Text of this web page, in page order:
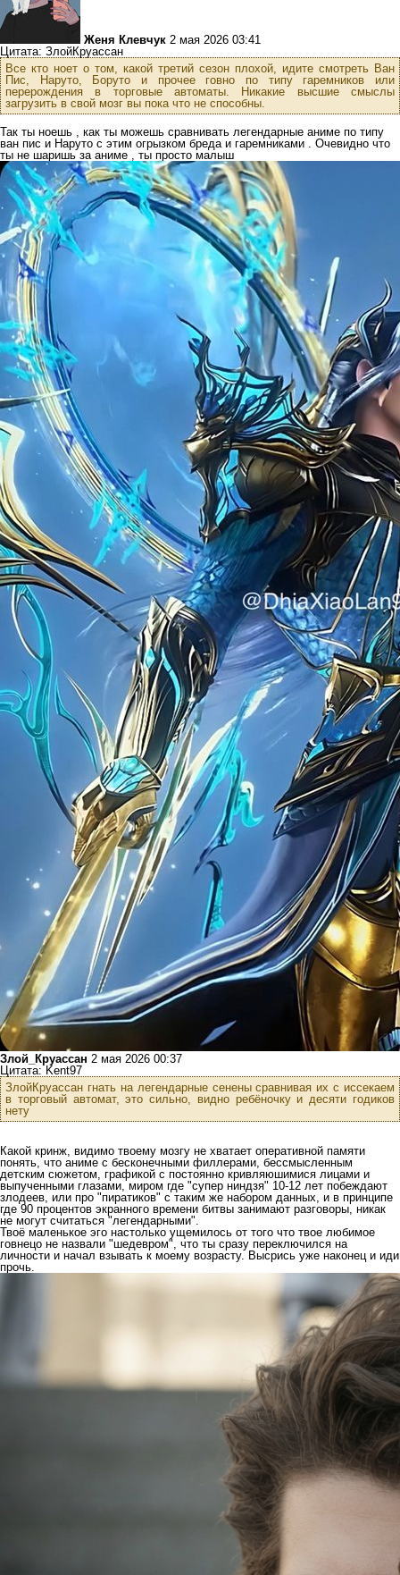
Женя Клевчук 2 мая 2026 03:41
Цитата: ЗлойКруассан
Все кто ноет о том, какой третий сезон плохой, идите смотреть Ван
Пис, Наруто, Боруто и прочее говно по типу гаремников или
перерождения в торговые автоматы. Никакие высшие смыслы
загрузить в свой мозг вы пока что не способны.
Так ты ноешь , как ты можешь сравнивать легендарные аниме по типу
ван пис и Наруто с этим огрызком бреда и гаремниками . Очевидно что
ты не шаришь за аниме , ты просто малыш
Злой_Круассан 2 мая 2026 00:37
Цитата: Kent97
ЗлойКруассан гнать на легендарные сенены сравнивая их с иссекаем
в торговый автомат, это сильно, видно ребёночку и десяти годиков
нету
Какой кринж, видимо твоему мозгу не хватает оперативной памяти
понять, что аниме с бесконечными филлерами, бессмысленным
детским сюжетом, графикой с постоянно кривляюшимися лицами и
выпученными глазами, миром где "супер ниндзя" 10-12 лет побеждают
злодеев, или про "пиратиков" с таким же набором данных, и в принципе
где 90 процентов экранного времени битвы занимают разговоры, никак
не могут считаться "легендарными".
Твоё маленькое эго настолько ущемилось от того что твое любимое
говнецо не назвали "шедевром", что ты сразу переключился на
личности и начал взывать к моему возрасту. Высрись уже наконец и иди
прочь.